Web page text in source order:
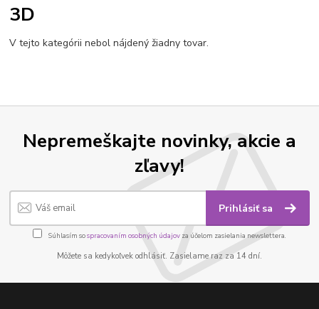
3D
V tejto kategórii nebol nájdený žiadny tovar.
Nepremeškajte novinky, akcie a
zľavy!
Prihlásiť sa
Súhlasím sospracovaním osobných údajov za účelom zasielania newslettera.
Môžete sa kedykoľvek odhlásiť. Zasielame raz za 14 dní.